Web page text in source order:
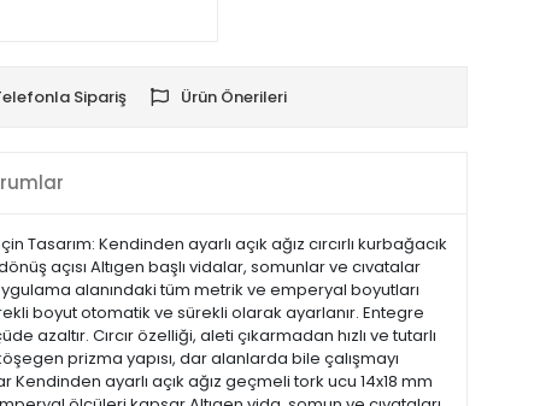
Sipariş Ürün Önerileri
Kendinden ayarlı açık ağız cırcırlı kurbağacık
açısı Altıgen başlı vidalar, somunlar ve cıvatalar
alanındaki tüm metrik ve emperyal boyutları
boyut otomatik ve sürekli olarak ayarlanır. Entegre
azaltır. Cırcır özelliği, aleti çıkarmadan hızlı ve tutarlı
prizma yapısı, dar alanlarda bile çalışmayı
Kendinden ayarlı açık ağız geçmeli tork ucu 14x18 mm